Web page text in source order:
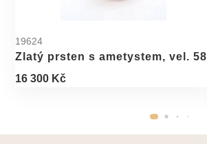
19624
Zlatý prsten s ametystem, vel. 58
16 300 Kč